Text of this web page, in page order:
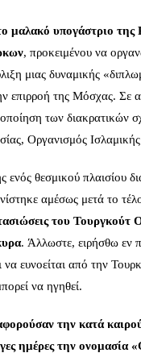
μαλακό υπογάστριο
, προκειμένου να
μιας δυναμικής
επιρροή της Μόσχας. Σε
των διακρατικών
Οργανισμός
θεσμικού πλαισίου
αμέσως μετά το
του Τουργκούτ
. Άλλωστε, ειρήσθω εν
ευνοείται από την
να ηγηθεί.
την κατά
ημέρες την